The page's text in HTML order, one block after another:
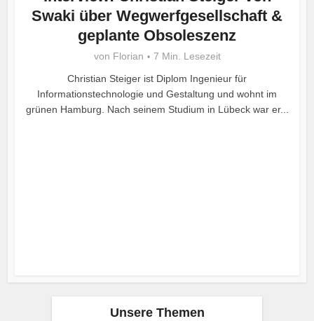
Swaki über Wegwerfgesellschaft &
geplante Obsoleszenz
von Florian
7 Min. Lesezeit
Christian Steiger ist Diplom Ingenieur für
Informationstechnologie und Gestaltung und wohnt im
grünen Hamburg. Nach seinem Studium in Lübeck war er...
Unsere Themen